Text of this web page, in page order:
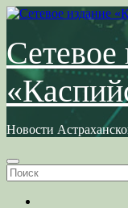
Перейти
содержимому
Сетевое
Новости